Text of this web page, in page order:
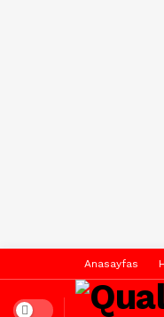
Anasayfas
Dark mode